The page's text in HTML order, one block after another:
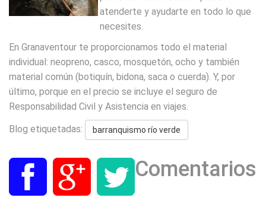
atenderte y ayudarte en todo lo que
necesites.
En Granaventour te proporcionamos todo el material
individual: neopreno, casco, mosquetón, ocho y también
material común (botiquín, bidona, saca o cuerda). Y, por
último, porque en el precio se incluye el seguro de
Responsabilidad Civil y Asistencia en viajes.
Blog etiquetadas: barranquismo río verde
Comentarios